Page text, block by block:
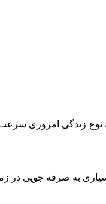
نوع زندگی امروزی
به صرفه جویی در